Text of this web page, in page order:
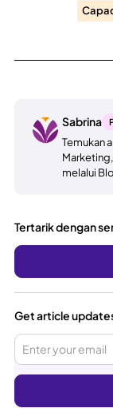
Sabrina
Temukan
melalui
Tertarik dengan
Get article